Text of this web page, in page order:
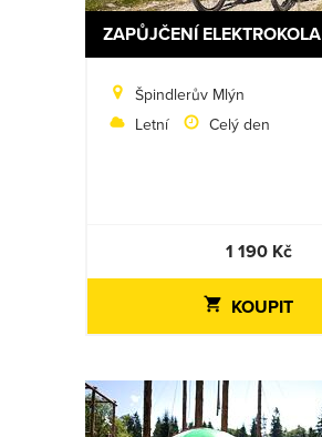
ZAPŮJČENÍ ELEKTROKOLA
Špindlerův Mlýn
Letní
Celý den
1 190 Kč
KOUPIT